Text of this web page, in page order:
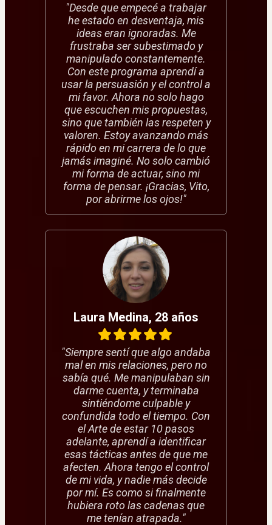
"Desde que empecé a trabajar
he estado en desventaja, mis
ideas eran ignoradas. Me
frustraba ser subestimado y
manipulado constantemente.
Con este programa aprendí a
usar la persuasión y el control a
mi favor. Ahora no solo hago
que escuchen mis propuestas,
sino que también las respeten y
valoren. Estoy avanzando más
rápido en mi carrera de lo que
jamás imaginé. No solo cambió
mi forma de actuar, sino mi
forma de pensar. ¡Gracias, Vito,
por abrirme los ojos!"
Laura Medina, 28 años
"Siempre sentí que algo andaba
mal en mis relaciones, pero no
sabía qué. Me manipulaban sin
darme cuenta, y terminaba
sintiéndome culpable y
confundida todo el tiempo. Con
el Arte de estar 10 pasos
adelante, aprendí a identificar
esas tácticas antes de que me
afecten. Ahora tengo el control
de mi vida, y nadie más decide
por mí. Es como si finalmente
hubiera roto las cadenas que
me tenían atrapada."